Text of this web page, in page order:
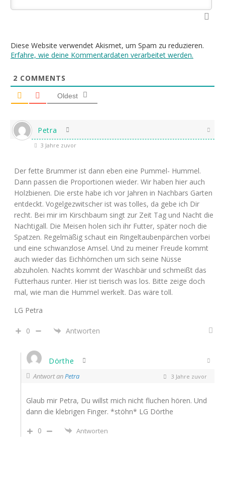
Diese Website verwendet Akismet, um Spam zu reduzieren.
Erfahre, wie deine Kommentardaten verarbeitet werden.
2 COMMENTS
Oldest
Petra
3 Jahre zuvor
Der fette Brummer ist dann eben eine Pummel- Hummel.
Dann passen die Proportionen wieder. Wir haben hier auch
Holzbienen. Die erste habe ich vor Jahren in Nachbars Garten
entdeckt. Vogelgezwitscher ist was tolles, da gebe ich Dir
recht. Bei mir im Kirschbaum singt zur Zeit Tag und Nacht die
Nachtigall. Die Meisen holen sich ihr Futter, später noch die
Spatzen. Regelmäßig schaut ein Ringeltaubenpärchen vorbei
und eine schwanzlose Amsel. Und zu meiner Freude kommt
auch wieder das Eichhörnchen um sich seine Nüsse
abzuholen. Nachts kommt der Waschbär und schmeißt das
Futterhaus runter. Hier ist tierisch was los. Bitte zeige doch
mal, wie man die Hummel werkelt. Das wäre toll.
LG Petra
0 Antworten
Dörthe
Antwort anPetra 3 Jahre zuvor
Glaub mir Petra, Du willst mich nicht fluchen hören. Und
dann die klebrigen Finger. *stöhn* LG Dörthe
0
Antworten